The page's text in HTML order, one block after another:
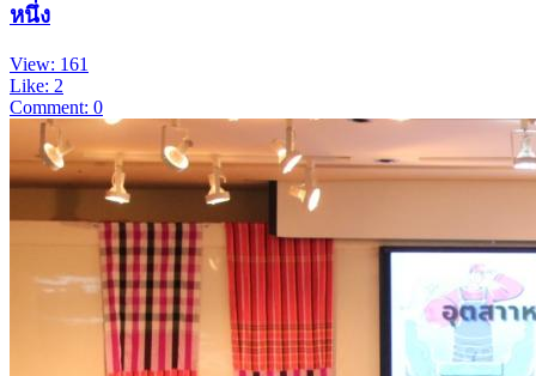
หนึ่ง
View: 161
Like: 2
Comment: 0